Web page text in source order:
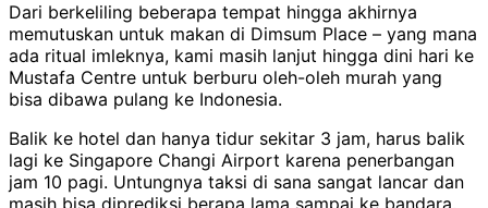
Dari berkeliling beberapa tempat hingga akhirnya
memutuskan untuk makan di Dimsum Place – yang mana
ada ritual imleknya, kami masih lanjut hingga dini hari ke
Mustafa Centre untuk berburu oleh-oleh murah yang
bisa dibawa pulang ke Indonesia.
Balik ke hotel dan hanya tidur sekitar 3 jam, harus balik
lagi ke Singapore Changi Airport karena penerbangan
jam 10 pagi. Untungnya taksi di sana sangat lancar dan